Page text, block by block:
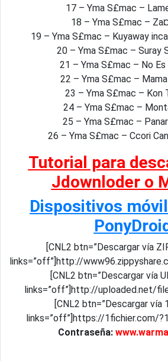
17 – Yma S£mac –
18 – Yma S£mac –
19 – Yma S£mac – Kuyaway
20 – Yma S£mac – Suray
21 – Yma S£mac – No Es
22 – Yma S£mac –
23 – Yma S£mac – Kon
24 – Yma S£mac –
25 – Yma S£mac –
26 – Yma S£mac – Ccori
Tutorial para
Jdownloder o
Dispositivos
[CNL2 btn=”Descargar vía
links=”off”]http://
[CNL2 btn=”Descargar vía
links=”off”]http://uploaded.net/
[CNL2 btn=”Descargar vía
links=”off”]https://1fichier.com/
Contraseña: